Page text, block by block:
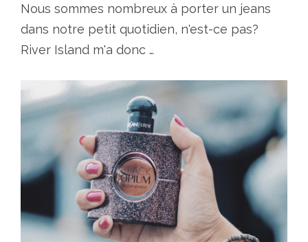
Nous sommes nombreux à porter un jeans
dans notre petit quotidien, n'est-ce pas?
River Island m'a donc …